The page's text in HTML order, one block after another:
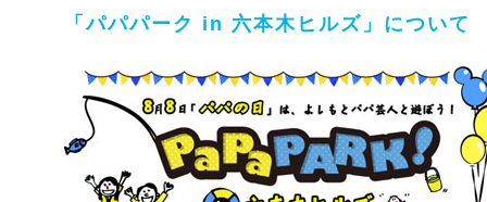
「パパパーク in 六本木ヒルズ」について